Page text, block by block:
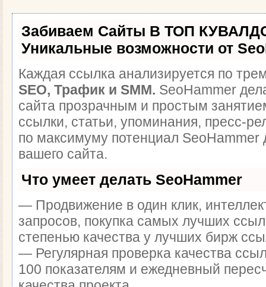
Забиваем Сайты В ТОП
Уникальные возможности от
Каждая ссылка анализируется по
SEO, Трафик и SMM. SeoHammer
сайта прозрачным и простым
ссылки, статьи, упоминания, пресс-
по максимуму потенциал SeoHammer
вашего сайта.
Что умеет делать SeoHammer
— Продвижение в один клик,
запросов, покупка самых лучших
степенью качества у лучших бирж
— Регулярная проверка качества
100 показателям и ежедневный